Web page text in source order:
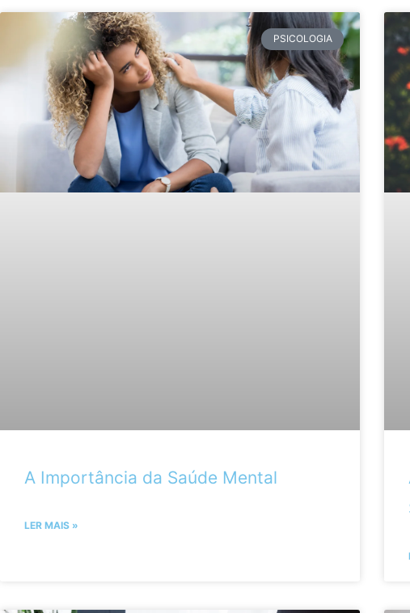
PSICOLOGIA
A Importância da Saúde Mental
LER MAIS »